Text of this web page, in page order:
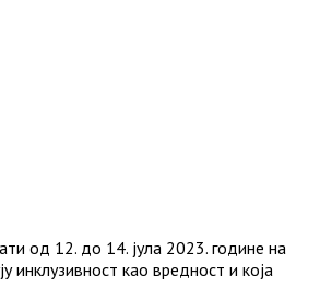
од 12. до 14. јула 2023. године на
као вредност и која